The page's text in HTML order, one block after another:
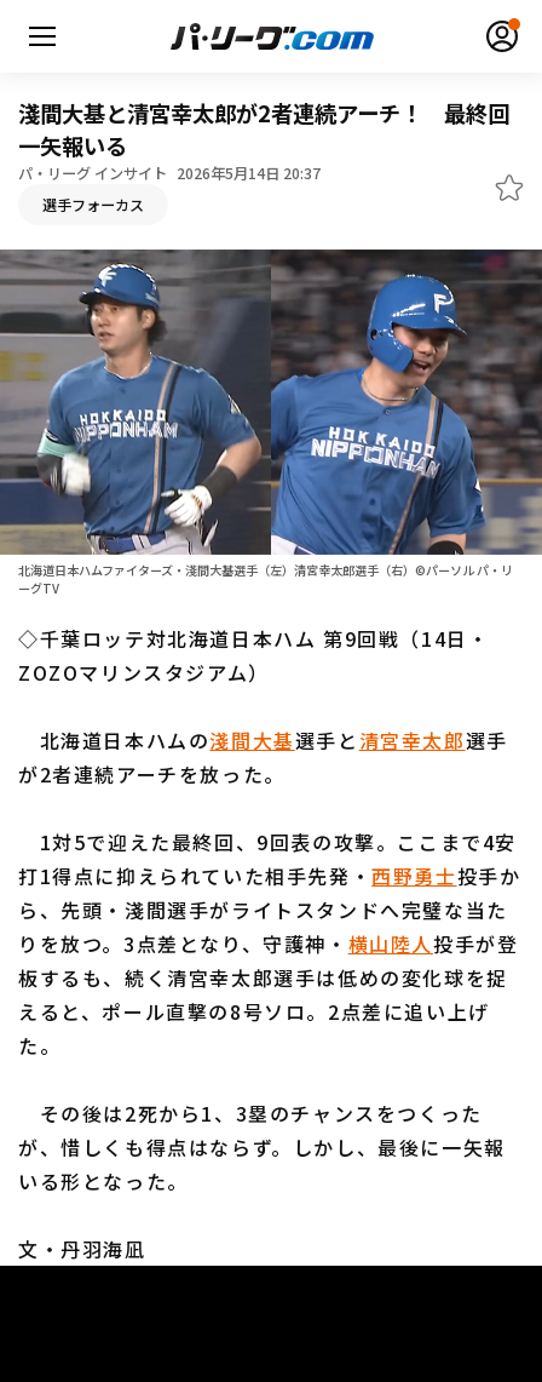
HOME
動画
日程・結果
順位表･成績
1軍公式戦
ファーム東地区
ファーム西地区
選手名鑑
選手名鑑トップ
東北楽天ゴールデンイーグルス
千葉ロッテマリーンズ
オリックス・バファローズ
福岡ソフトバンクホークス
ニュース
設定
利用規約
淺間大基と清宮幸太郎が2者連続アーチ！ 最終回
一矢報いる
パ・リーグ インサイト 2026年5月14日 20:37
選手フォーカス
北海道日本ハムファイターズ・淺間大基選手（左）清宮幸太郎選手（右）©パーソル パ・リ
ーグTV
◇千葉ロッテ対北海道日本ハム 第9回戦（14日・
ZOZOマリンスタジアム）
北海道日本ハムの淺間大基選手と 清宮幸太郎選手
が2者連続アーチを放った。
1対5で迎えた最終回、9回表の攻撃。ここまで4安
打1得点に抑えられていた相手先発・西野勇士投手か
ら、先頭・淺間選手がライトスタンドへ完璧な当た
りを放つ。3点差となり、守護神・ 横山陸人投手が登
板するも、続く清宮幸太郎選手は低めの変化球を捉
えると、ポール直撃の8号ソロ。2点差に追い上げ
た。
その後は2死から1、3塁のチャンスをつくった
が、惜しくも得点はならず。しかし、最後に一矢報
いる形となった。
文・丹羽海凪